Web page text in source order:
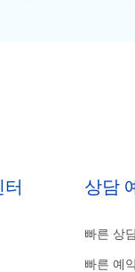
상담
빠른 상
빠른 예